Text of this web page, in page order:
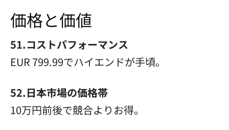
価格と価値
51.コストパフォーマンス
EUR 799.99でハイエンドが手頃。
52.日本市場の価格帯
10万円前後で競合よりお得。